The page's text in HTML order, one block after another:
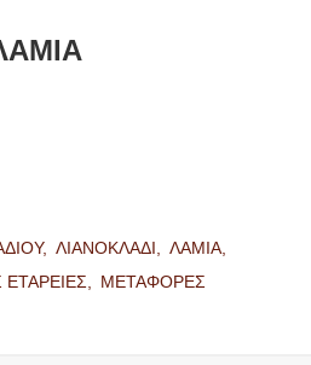
ΛΙΑΝΟΚΛΑΔΙ,
ΛΑΜΙΑ,
ΜΕΤΑΦΟΡΕΣ